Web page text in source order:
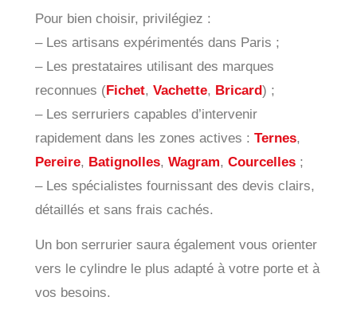
Pour bien choisir, privilégiez :
– Les artisans expérimentés dans Paris ;
– Les prestataires utilisant des marques
reconnues (Fichet, Vachette, Bricard) ;
– Les serruriers capables d’intervenir
rapidement dans les zones actives : Ternes,
Pereire, Batignolles, Wagram, Courcelles;
– Les spécialistes fournissant des devis clairs,
détaillés et sans frais cachés.
Un bon serrurier saura également vous orienter
vers le cylindre le plus adapté à votre porte et à
vos besoins.